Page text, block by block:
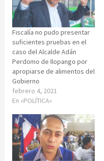
Fiscalía no pudo presentar
suficientes pruebas en el
caso del Alcalde Adán
Perdomo de Ilopango por
apropiarse de alimentos del
Gobierno
febrero 4, 2021
En «POLÍTICA»